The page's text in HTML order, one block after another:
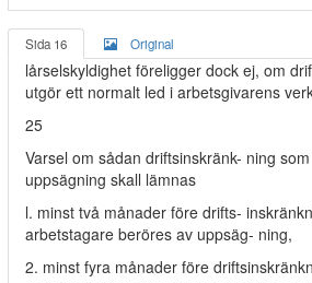
Sida 16 Original
lårselskyldighet föreligger dock ej, om
utgör ett normalt led i arbetsgivarens
25
Varsel om sådan driftsinskränk- ning
uppsägning skall lämnas
l. minst två månader före drifts-
arbetstagare beröres av uppsäg- ning,
2. minst fyra månader före